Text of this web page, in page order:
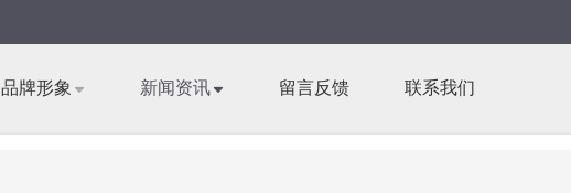
品牌形象 新闻资讯 留言反馈 联系我们